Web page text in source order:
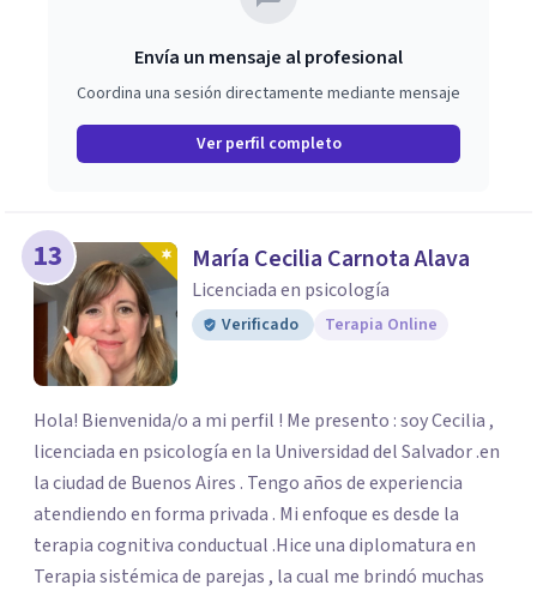
Envía un mensaje al profesional
Coordina una sesión directamente mediante mensaje
Ver perfil completo
13 María Cecilia Carnota Alava
Licenciada en psicología
Verificado Terapia Online
Hola! Bienvenida/o a mi perfil ! Me presento : soy Cecilia ,
licenciada en psicología en la Universidad del Salvador .en
la ciudad de Buenos Aires . Tengo años de experiencia
atendiendo en forma privada . Mi enfoque es desde la
terapia cognitiva conductual .Hice una diplomatura en
Terapia sistémica de parejas , la cual me brindó muchas